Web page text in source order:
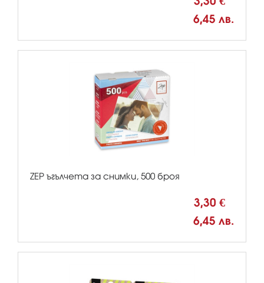
6,45 лв.
ZEP ъгълчета за снимки, 500 броя
3,30 €
6,45 лв.